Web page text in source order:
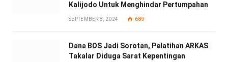
Kalijodo Untuk Menghindar Pertumpahan
SEPTEMBER 8, 2024 689
Dana BOS Jadi Sorotan, Pelatihan ARKAS
Takalar Diduga Sarat Kepentingan